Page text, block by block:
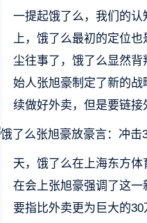
一提起饿了么，我们的认
上，饿了么最初的定位
尘往事了，饿了么显然背
始人张旭豪制定了新的
续做好外卖，但是要链接
天，饿了么在上海东方体
在会上张旭豪强调了这一
要指比外卖更为巨大的